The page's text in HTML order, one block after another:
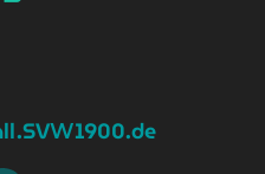
.SVW1900.de